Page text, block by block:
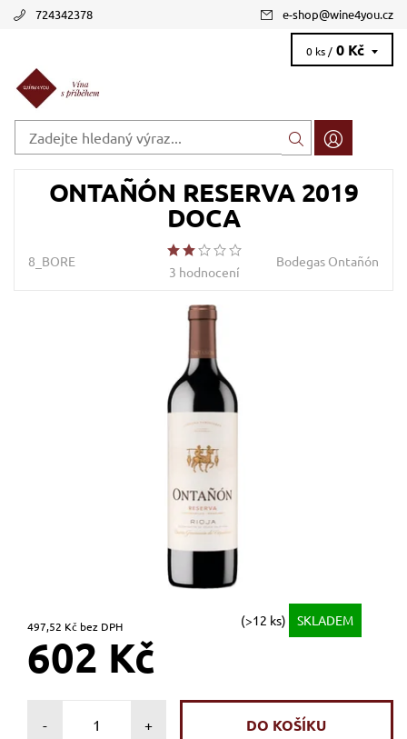
724342378 e-shop@wine4you.cz
0 ks / 0 Kč
ONTAÑÓN RESERVA 2019
DOCA
8_BORE
3 hodnocení
Bodegas Ontañón
497,52 Kč bez DPH (>12 ks) SKLADEM
602 Kč
- +